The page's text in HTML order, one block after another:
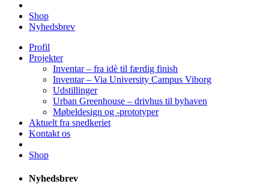
Shop
Nyhedsbrev
Profil
Projekter
Inventar – fra idè til færdig finish
Inventar – Via University Campus Viborg
Udstillinger
Urban Greenhouse – drivhus til byhaven
Møbeldesign og -prototyper
Aktuelt fra snedkeriet
Kontakt os
Shop
Nyhedsbrev